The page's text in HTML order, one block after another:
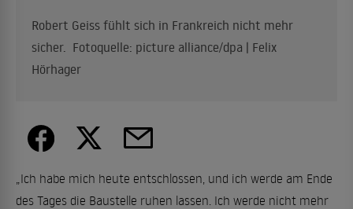
Robert Geiss fühlt sich in Frankreich nicht mehr
sicher. Fotoquelle: picture alliance/dpa | Felix
Hörhager
„Ich habe mich heute entschlossen, und ich werde am Ende
des Tages die Baustelle ruhen lassen. Ich werde nicht mehr